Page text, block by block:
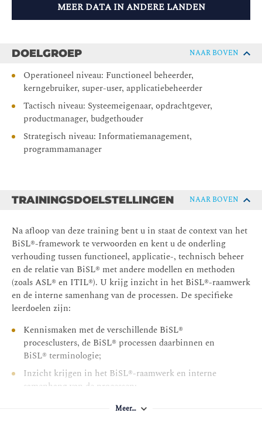
MEER DATA IN ANDERE LANDEN
DOELGROEP NAAR BOVEN
Operationeel niveau: Functioneel beheerder,
kerngebruiker, super-user, applicatiebeheerder
Tactisch niveau: Systeemeigenaar, opdrachtgever,
productmanager, budgethouder
Strategisch niveau: Informatiemanagement,
programmamanager
TRAININGSDOELSTELLINGEN NAAR BOVEN
Na afloop van deze training bent u in staat de context van het
BiSL®-framework te verwoorden en kent u de onderling
verhouding tussen functioneel, applicatie-, technisch beheer
en de relatie van BiSL® met andere modellen en methoden
(zoals ASL® en ITIL®). U krijg inzicht in het BiSL®-raamwerk
en de interne samenhang van de processen. De specifieke
leerdoelen zijn:
Kennismaken met de verschillende BiSL®
procesclusters, de BiSL® processen daarbinnen en
BiSL® terminologie;
Inzicht krijgen in het BiSL®-raamwerk en interne
samenhang van de processen;
Concrete handvatten verkrijgen voor toepassing van
Meer…